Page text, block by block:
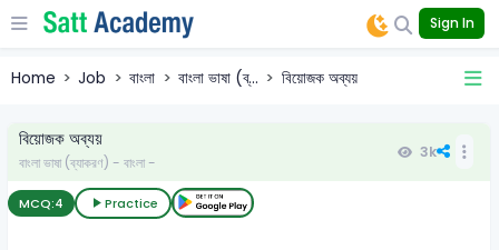
Sign In
Home Job বাংলা বাংলা ভাষা (ব্... বিয়োজক অব্যয়
বিয়োজক অব্যয়
বাংলা ভাষা (ব্যাকরণ) - বাংলা -
3k
MCQ:4 Practice